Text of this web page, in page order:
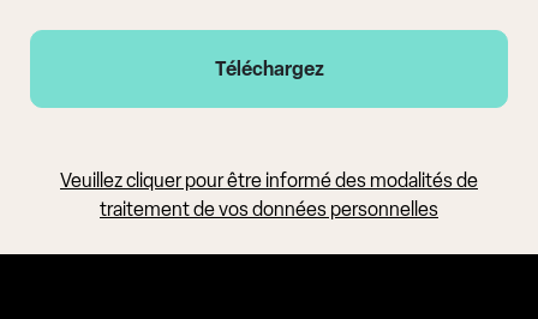
Veuillez cliquer pour être informé des modalités de
traitement de vos données personnelles